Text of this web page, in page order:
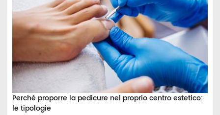
Perché proporre la pedicure nel proprio centro estetico:
le tipologie